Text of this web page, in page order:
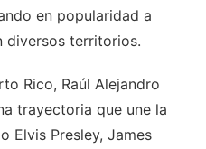
en popularidad a
diversos territorios.
Rico, Raúl Alejandro
trayectoria que une la
Elvis Presley, James